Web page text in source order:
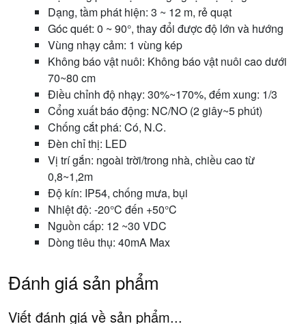
Dạng, tầm phát hiện: 3 ~ 12 m, rẻ quạt
Góc quét: 0 ~ 90°, thay đổi được độ lớn và hướng
Vùng nhạy cảm: 1 vùng kép
Không báo vật nuôi: Không báo vật nuôi cao dưới
70~80 cm
Điều chỉnh độ nhạy: 30%~170%, đếm xung: 1/3
Cổng xuất báo động: NC/NO (2 giây~5 phút)
Chống cắt phá: Có, N.C.
Đèn chỉ thị: LED
Vị trí gắn: ngoài trời/trong nhà, chiều cao từ
0,8~1,2m
Độ kín: IP54, chống mưa, bụi
Nhiệt độ: -20°C đến +50°C
Nguồn cấp: 12 ~30 VDC
Dòng tiêu thụ: 40mA Max
Đánh giá sản phẩm
Viết đánh giá về sản phẩm...